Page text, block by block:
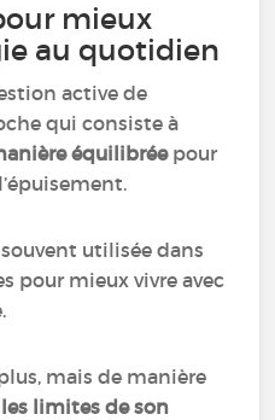
mieux
au quotidien
active de
qui consiste à
équilibrée pour
souvent utilisée dans
pour mieux vivre avec
mais de manière
limites de son